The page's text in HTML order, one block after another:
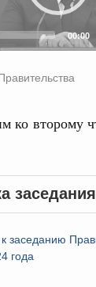
00:00
ко второму
заседания
заседанию
года
С
Для